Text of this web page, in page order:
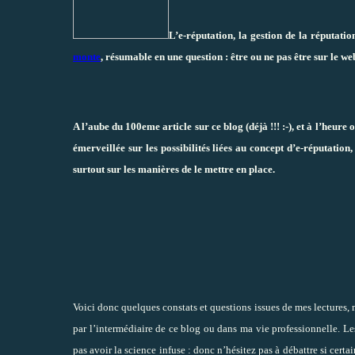
L’e-réputation, la gestion de la
monte, résumable en une question : être ou ne pas être sur le
A l’aube du 100eme article sur ce blog (déjà !!! :-), et à
émerveillée sur les possibilités liées au concept d’e-
surtout sur les manières de le mettre en place.
Voici donc quelques constats et questions issues de mes
par l’intermédiaire de ce blog ou dans ma vie professionnelle.
pas avoir la science infuse : donc n’hésitez pas à débattre si